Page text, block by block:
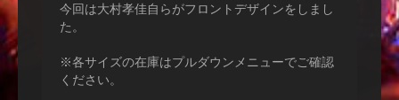
今回は大村孝佳自らがフロントデザインをしまし
た。
※各サイズの在庫はプルダウンメニューでご確認
ください。